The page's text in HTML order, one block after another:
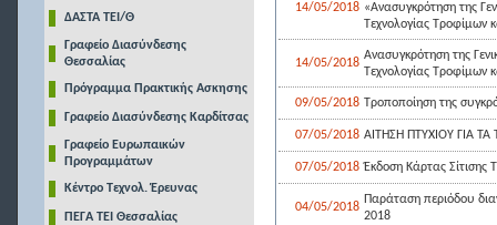
ΔΑΣΤΑ ΤΕΙ/Θ
Γραφείο Διασύνδεσης
Θεσσαλίας
Πρόγραμμα Πρακτικής Ασκησης
Γραφείο Διασύνδεσης Καρδίτσας
Γραφείο Ευρωπαικών
Προγραμμάτων
Κέντρο Τεχνολ. Έρευνας
ΠΕΓΑ ΤΕΙ Θεσσαλίας
14/05/2018 «Ανασυγκρότηση της
Τεχνολογίας Τροφίμων
14/05/2018
Ανασυγκρότηση της
Τεχνολογίας Τροφίμων
09/05/2018 Τροποποίηση της
07/05/2018 ΑΙΤΗΣΗ ΠΤΥΧΙΟΥ ΓΙΑ
07/05/2018 Έκδοση Κάρτας Σίτισης
04/05/2018
Παράταση περιόδου
2018